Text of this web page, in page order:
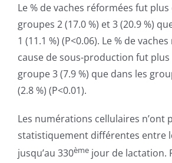
Le % de vaches réformées fut plus
groupes 2 (17.0 %) et 3 (20.9 %)
1 (11.1 %) (P<0.06). Le % de
cause de sous-production fut plus
groupe 3 (7.9 %) que dans les
(2.8 %) (P<0.01).
Les numérations cellulaires n’ont
statistiquement différentes entre
jusqu’au 330èmejour de lactation.